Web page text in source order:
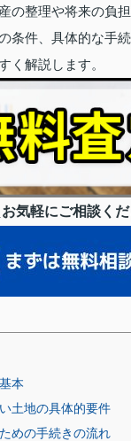
の整理や将来の負
条件、具体的な手
く解説します。
お気軽にご相談く
本
土地の具体的要件
めの手続きの流れ